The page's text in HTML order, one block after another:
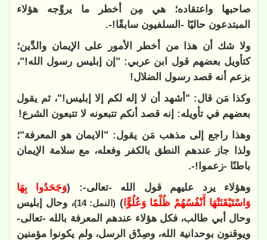
صاحبها واعتقاده؛ هي مِن أخطر ما يروِّجه هؤلاء
المبتدعون حاليًا -السلفيون سابقًا!-.
ولا شك أن هذا من أخطر الأمور على الإيمان والدِّين؛
كتأويل بعضهم قول ابن عربي: "إن إبليس رسول الله!"،
بزعم أنه قصد رسول الضلال!
وكذا مَن قال: "أشهد أن لا إله لكم إلا إبليس!"، ثم يقول
بعضهم في تأويله: إنه قصد أنكم تتبعونه لا تتبعون الشرع!
وهذا راجع إلى مذهب مَن يقول: "الايمان هو المعرفة"؛
ولذا جاز عندهم النطق بالكفر وفعله، مع سلامة الإيمان
باطنًا -زعموا!-.
وهؤلاء يرد عليهم قول الله -تعالى-: (‌وَجَحَدُوا ‌بِهَا
‌وَاسْتَيْقَنَتْهَا ‌أَنْفُسُهُمْ ‌ظُلْمًا ‌وَعُلُوًّا) (النمل: 14) ، وحال إبليس
وحال أبي طالب، فكل هؤلاء عندهم المعرفة بالله -تعالى-
ويوقنون بوحدانية الله، وصِدْق الرسل، ولم يكونوا مؤمنين